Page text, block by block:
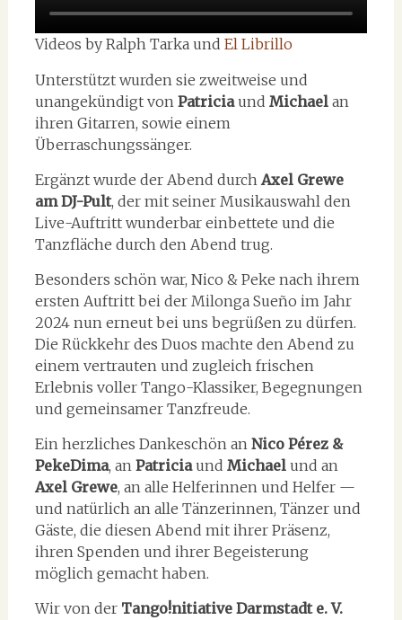
Videos by Ralph Tarka und El Librillo
Unterstützt wurden sie zweitweise und
unangekündigt von Patriciaund Michaelan
ihren Gitarren, sowie einem
Überraschungssänger.
Ergänzt wurde der Abend durch Axel Grewe
am DJ-Pult, der mit seiner Musikauswahl den
Live-Auftritt wunderbar einbettete und die
Tanzfläche durch den Abend trug.
Besonders schön war, Nico & Peke nach ihrem
ersten Auftritt bei der Milonga Sueño im Jahr
2024 nun erneut bei uns begrüßen zu dürfen.
Die Rückkehr des Duos machte den Abend zu
einem vertrauten und zugleich frischen
Erlebnis voller Tango-Klassiker, Begegnungen
und gemeinsamer Tanzfreude.
Ein herzliches Dankeschön an Nico Pérez &
PekeDima, an Patriciaund Michael und an
Axel Grewe, an alle Helferinnen und Helfer —
und natürlich an alle Tänzerinnen, Tänzer und
Gäste, die diesen Abend mit ihrer Präsenz,
ihren Spenden und ihrer Begeisterung
möglich gemacht haben.
Wir von der Tango!nitiative Darmstadt e. V.